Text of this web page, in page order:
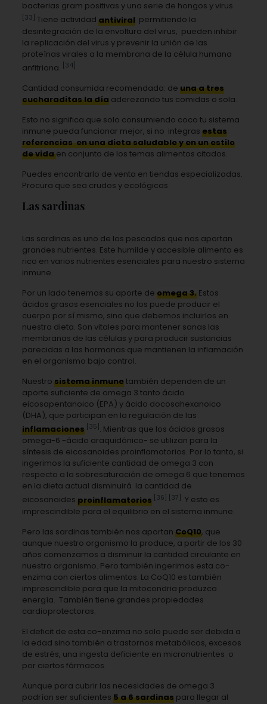
bacterias gram positivas y una serie de hongos y virus.
[33] Tiene actividad antiviralpermitiendo la
desintegración de la envoltura del virus, pueden inhibir
la replicación del virus y prevenir la unión de las
proteínas virales a la membrana de la célula humana
anfitriona. [34]
Cantidad consumida recomendada: de una a tres
cucharaditas la díaaderezando tus comidas o sola.
Esto no significa que solo consumiendo coco tu sistema
inmune pueda funcionar mejor, si no integras estas
referencias en una dieta saludable y en un estilo
de vidaen conjunto de los temas alimentos citados.
Puedes encontrarlo de venta en tiendas especializadas.
Procura que sea crudos y ecológicas
Las sardinas
Las sardinas es uno de los pescados que nos aportan
grandes nutrientes. Este humilde y accesible alimento es
rico en varios nutrientes esenciales para nuestro sistema
inmune.
Por un lado tenemos su aporte de omega 3.Estos
ácidos grasos esenciales no los puede producir el
cuerpo por sí mismo, sino que debemos incluirlos en
nuestra dieta. Son vitales para mantener sanas las
membranas de las células y para producir sustancias
parecidas a las hormonas que mantienen la inflamación
en el organismo bajo control.
Nuestro sistema inmunetambién dependen de un
aporte suficiente de omega 3 tanto ácido
eicosapentanoico (EPA) y ácido docosahexanoico
(DHA), que participan en la regulación de las
inflamaciones [35] . Mientras que los ácidos grasos
omega-6 -ácido araquidónico- se utilizan para la
síntesis de eicosanoides proinflamatorios. Por lo tanto, si
ingerimos la suficiente cantidad de omega 3 con
respecto a la sobresaturación de omega 6 que tenemos
en la dieta actual disminuirá la cantidad de
eicosanoides proinflamatorios [36] [37] . Y esto es
imprescindible para el equilibrio en el sistema inmune.
Pero las sardinas también nos aportan CoQ10, que
aunque nuestro organismo la produce, a partir de los 30
años comenzamos a disminuir la cantidad circulante en
nuestro organismo. Pero también ingerimos esta co-
enzima con ciertos alimentos. La CoQ10 es también
imprescindible para que la mitocondria produzca
energía. También tiene grandes propiedades
cardioprotectoras.
El deficit de esta co-enzima no solo puede ser debida a
la edad sino también a trastornos metabólicos, excesos
de estrés, una ingesta deficiente en micronutrientes o
por ciertos fármacos.
Aunque para cubrir las necesidades de omega 3
podrían ser suficientes 5 a 6 sardinaspara llegar al